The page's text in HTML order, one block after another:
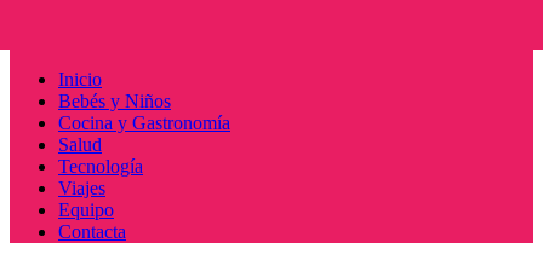
Menú
principal
Inicio
Bebés y Niños
Cocina y Gastronomía
Salud
Tecnología
Viajes
Equipo
Contacta